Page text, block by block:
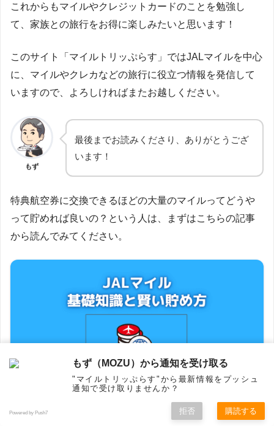
これからもマイルやクレジットカードのことを勉強し
て、家族との旅行をお得に楽しみたいと思います！
このサイト「マイルトリッぷらす」ではJALマイルを中心
に、マイルやクレカなどの旅行に役立つ情報を発信して
いますので、よろしければまたお越しください。
もず
最後までお読みくださり、ありがとうござ
います！
特典航空券に交換できるほどの大量のマイルってどうや
って貯めれば良いの？という人は、まずはこちらの記事
から読んでみてください。
ホーム メニュー トップ
もず（MOZU）から通知を受け取る
"マイルトリッぷらす"から最新情報をプッシュ
通知で受け取りませんか？
Powered by Push7 拒否 購読する